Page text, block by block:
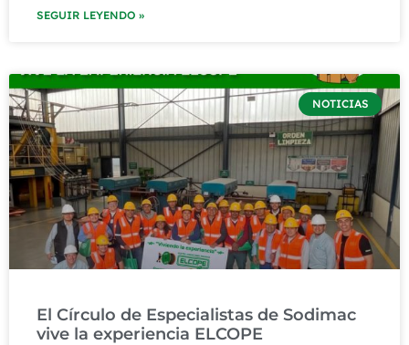
SEGUIR LEYENDO »
NOTICIAS
El Círculo de Especialistas de Sodimac
vive la experiencia ELCOPE